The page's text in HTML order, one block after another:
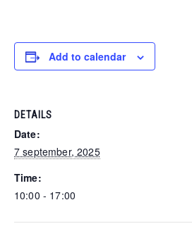
Add to calendar
DETAILS
Date:
7 september, 2025
Time:
10:00 - 17:00